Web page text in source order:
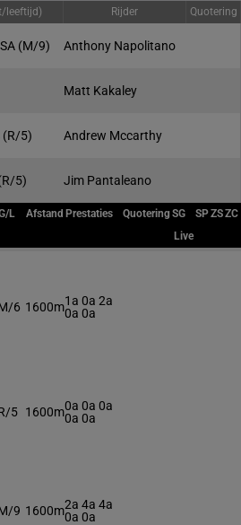
leeftijd) Rijder Quotering
(M/9) Anthony Napolitano
Matt Kakaley
(R/5) Andrew Mccarthy
5) Jim Pantaleano
L Afstand Prestaties QuoteringSG SPZSZC
Live
6 1600m1a 0a 2a
0a 0a
5 1600m0a 0a 0a
0a 0a
9 1600m2a 4a 4a
0a 0a